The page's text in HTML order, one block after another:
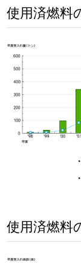
使用済燃料
使用済燃料